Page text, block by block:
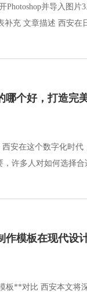
Photoshop并导入图
充 文章描述 西安在
哪个好，打造完
安在这个数字化时代
许多人对如何选择合
作模板在现代设
板**对比 西安本文将